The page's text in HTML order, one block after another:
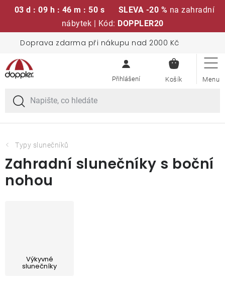
03 d : 09 h : 46 m : 49 s SLEVA -20 % na zahradní
nábytek | Kód: DOPPLER20
obsah
Doprava zdarma při nákupu nad 2000 Kč
KOŠÍK
Sedací soupravy
Slunečníky
Křesla a židle
Stoly
Doplňky
Typy slunečníků
Zahradní slunečníky s boční
nohou
Výkyvné
slunečníky